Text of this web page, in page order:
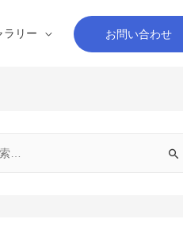
ラリー お問い合わせ